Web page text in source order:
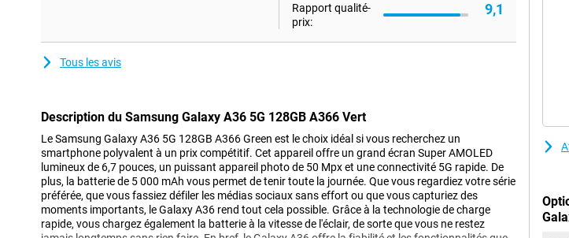
Rapport qualité-
prix:
9,1
Tous les avis
Description du Samsung Galaxy A36 5G 128GB A366 Vert
Le Samsung Galaxy A36 5G 128GB A366 Green est le choix idéal si vous recherchez un
smartphone polyvalent à un prix compétitif. Cet appareil offre un grand écran Super AMOLED
lumineux de 6,7 pouces, un puissant appareil photo de 50 Mpx et une connectivité 5G rapide. De
plus, la batterie de 5 000 mAh vous permet de tenir toute la journée. Que vous regardiez votre série
préférée, que vous fassiez défiler les médias sociaux sans effort ou que vous capturiez des
moments importants, le Galaxy A36 rend tout cela possible. Grâce à la technologie de charge
rapide, vous chargez également la batterie à la vitesse de l'éclair, de sorte que vous ne restez